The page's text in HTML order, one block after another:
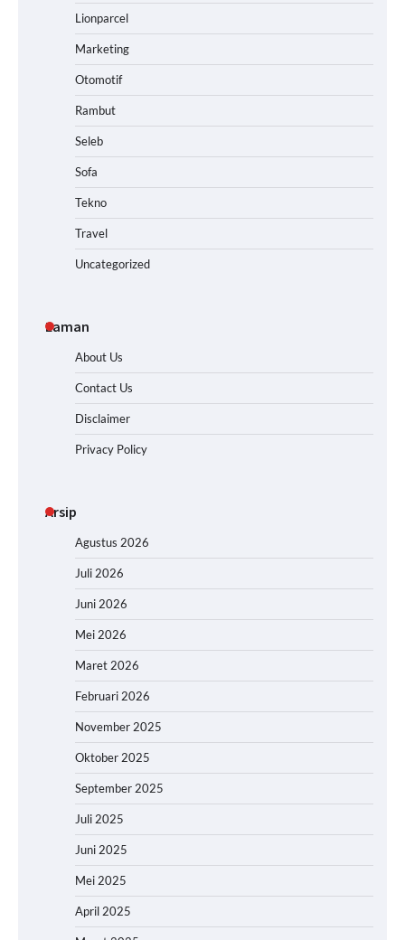
Lionparcel
Marketing
Otomotif
Rambut
Seleb
Sofa
Tekno
Travel
Uncategorized
Laman
About Us
Contact Us
Disclaimer
Privacy Policy
Arsip
Agustus 2026
Juli 2026
Juni 2026
Mei 2026
Maret 2026
Februari 2026
November 2025
Oktober 2025
September 2025
Juli 2025
Juni 2025
Mei 2025
April 2025